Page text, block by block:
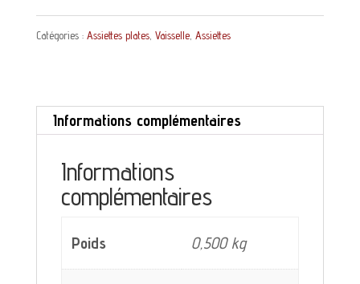
Assiette
plate
décor
bleue
Catégories : Assiettes plates, Vaisselle, Assiettes
Informations complémentaires
Informations
complémentaires
Poids 0,500 kg